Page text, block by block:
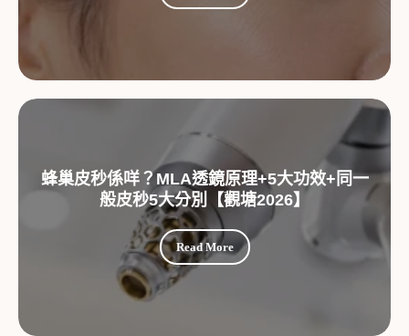
蜂巢皮秒係咩？MLA透鏡原理+5大功效+同一
般皮秒5大分別【觀塘2026】
Read More